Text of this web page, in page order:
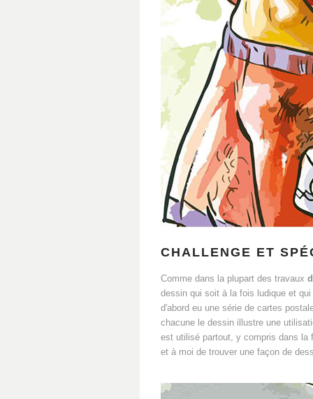
CHALLENGE ET
Comme dans la plupart des travaux
dessin qui soit à la fois ludique et
d'abord eu une série de cartes
chacune le dessin illustre une
est utilisé partout, y compris dans la
et à moi de trouver une façon de